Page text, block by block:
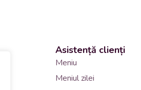
Asistență clienți
Meniu
Meniul zilei